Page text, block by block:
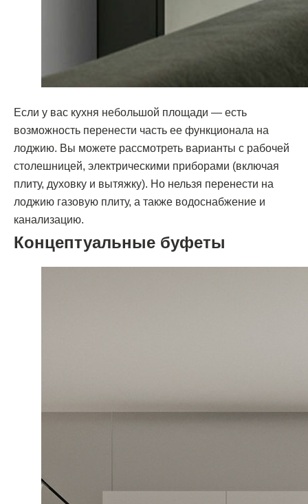
Если у вас кухня небольшой площади — есть
возможность перенести часть ее функционала на
лоджию. Вы можете рассмотреть варианты с рабочей
столешницей, электрическими приборами (включая
плиту, духовку и вытяжку). Но нельзя перенести на
лоджию газовую плиту, а также водоснабжение и
канализацию.
Концептуальные буфеты